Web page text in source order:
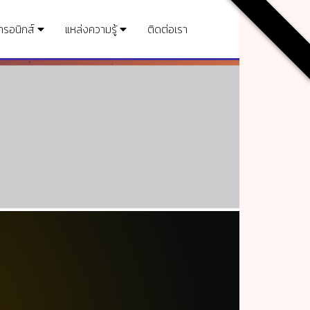
รอนิกส์ แหล่งความรู้ ติดต่อเรา